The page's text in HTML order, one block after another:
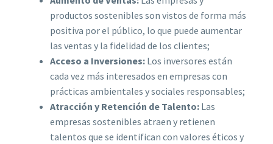
productos sostenibles son vistos de forma más
positiva por el público, lo que puede aumentar
las ventas y la fidelidad de los clientes;
Acceso a Inversiones: Los inversores están
cada vez más interesados en empresas con
prácticas ambientales y sociales responsables;
Atracción y Retención de Talento: Las
empresas sostenibles atraen y retienen
talentos que se identifican con valores éticos y